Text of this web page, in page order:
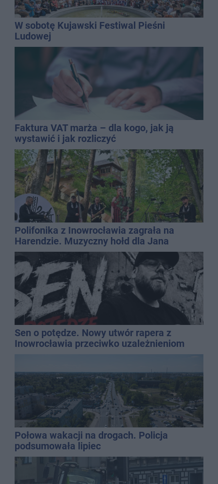
W sobotę Kujawski Festiwal Pieśni
Ludowej
Faktura VAT marża – dla kogo, jak ją
wystawić i jak rozliczyć
Polifonika z Inowrocławia zagrała na
Harendzie. Muzyczny hołd dla Jana
Kasprowicza
Sen o potędze. Nowy utwór rapera z
Inowrocławia przeciwko uzależnieniom
Połowa wakacji na drogach. Policja
podsumowała lipiec